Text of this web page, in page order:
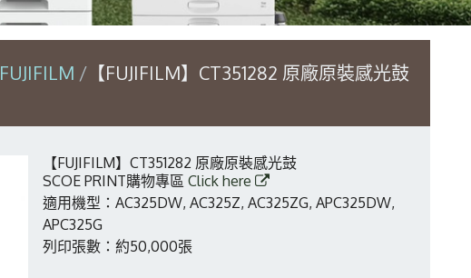
FUJIFILM 【FUJIFILM】CT351282 原廠原裝感光鼓
【FUJIFILM】CT351282 原廠原裝感光鼓
SCOE PRINT購物專區 Click here
適用機型：AC325DW, AC325Z, AC325ZG, APC325DW,
APC325G
列印張數：約50,000張